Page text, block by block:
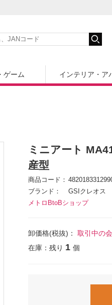
ゲーム インテリア・ア
ミニアート
産型
商品コード
ブランド
GSIクレオス
メトロBtoBショップ
卸価格(税抜)： 取引中の
在庫：残り 1 個